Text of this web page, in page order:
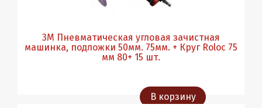
3М Пневматическая угловая зачистная
машинка, подложки 50мм. 75мм. + Круг Roloc 75
мм 80+ 15 шт.
В корзину